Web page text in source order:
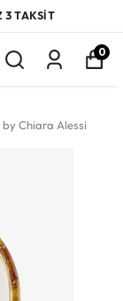
3 TAKSİT
0
by Chiara Alessi